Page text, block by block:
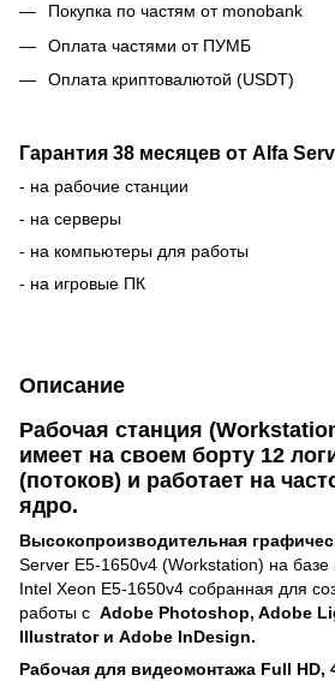
Покупка по частям от monobank
Оплата частями от ПУМБ
Оплата криптовалютой (USDT)
Гарантия 38 месяцев от Alfa
- на рабочие станции
- на серверы
- на компьютеры для работы
- на игровые ПК
Описание
Рабочая станция
имеет на своем борту 12
(потоков) и работает на
ядро.
Высокопроизводительная
Server E5-1650v4 (Workstation) на базе
Intel Xeon E5-1650v4 собранная для
работы с Adobe Photoshop, Adobe
Illustrator и Adobe InDesign.
Рабочая для видеомонтажа Full HD,